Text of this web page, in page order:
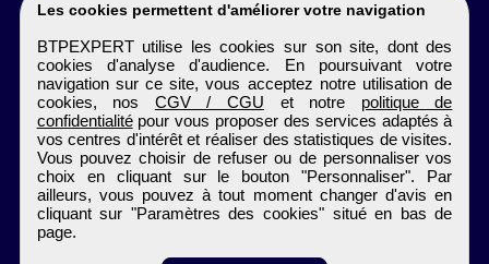
Les cookies permettent d'améliorer votre navigation
BTPEXPERT utilise les cookies sur son site, dont des
cookies d'analyse d'audience. En poursuivant votre
navigation sur ce site, vous acceptez notre utilisation de
cookies, nos CGV / CGU et notre politique de
confidentialitépour vous proposer des services adaptés à
vos centres d'intérêt et réaliser des statistiques de visites.
Vous pouvez choisir de refuser ou de personnaliser vos
choix en cliquant sur le bouton "Personnaliser". Par
ailleurs, vous pouvez à tout moment changer d'avis en
cliquant sur "Paramètres des cookies" situé en bas de
page.